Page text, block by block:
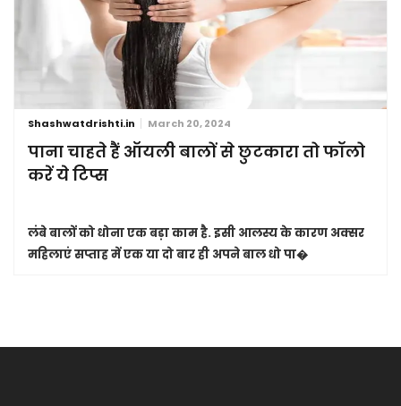
Shashwatdrishti.in March 20, 2024
पाना चाहते हैं ऑयली बालों से छुटकारा तो फॉलो
करें ये टिप्स
लंबे बालों को धोना एक बड़ा काम है. इसी आलस्य के कारण अक्सर
महिलाएं सप्ताह में एक या दो बार ही अपने बाल धो पा�